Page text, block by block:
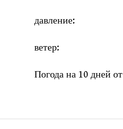
давление:
ветер:
Погода на 10 дней от